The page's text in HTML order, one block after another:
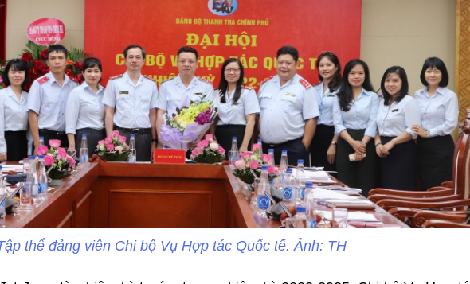
thể đảng viên Chi bộ Vụ Hợp tác Quốc tế. Ảnh: TH